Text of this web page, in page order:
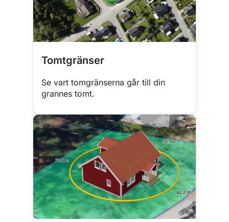
Tomtgränser
Se vart tomgränserna går till din
grannes tomt.